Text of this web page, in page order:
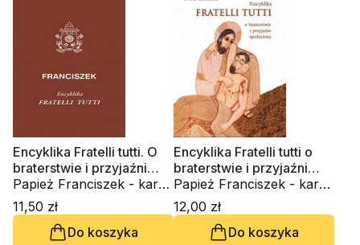
Encyklika Fratelli tutti. O
braterstwie i przyjaźni
społecznej
Papież Franciszek - kard.
Jorge Mario Bergoglio
11,50 zł
Do koszyka
Encyklika Fratelli tutti o
braterstwie i przyjaźni
społecznej
Papież Franciszek - kard.
Jorge Mario Bergoglio
12,00 zł
Do koszyka